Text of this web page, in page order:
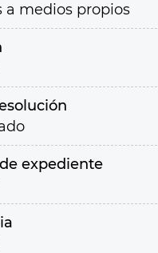
a medios propios
expediente